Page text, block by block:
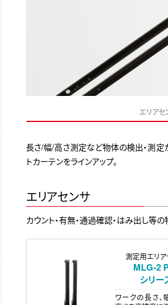
エリアセ
長さ/幅/高さ測定など物体の検出・測定
トカーテンをラインアップ。
エリアセンサ
カウント・有無・通過確認・はみ出し等
測定用エリア
MLG-2
シリー
ワークの長さ、